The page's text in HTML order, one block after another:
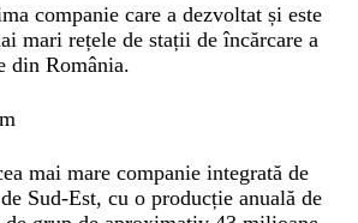
companie care a dezvoltat și este
mari rețele de stații de încărcare a
din România.
mai mare companie integrată de
Sud-Est, cu o producție anuală de